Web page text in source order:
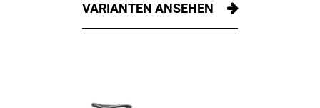
VARIANTEN ANSEHEN